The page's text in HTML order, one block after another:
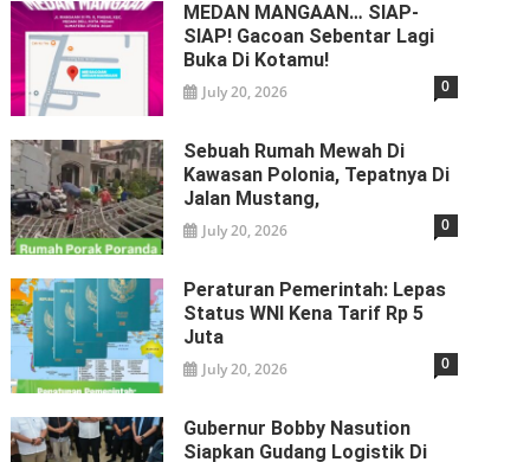
MEDAN MANGAAN… SIAP-
SIAP! Gacoan Sebentar Lagi
Buka Di Kotamu!
July 20, 2026 0
Sebuah Rumah Mewah Di
Kawasan Polonia, Tepatnya Di
Jalan Mustang,
July 20, 2026 0
Peraturan Pemerintah: Lepas
Status WNI Kena Tarif Rp 5
Juta
July 20, 2026 0
Gubernur Bobby Nasution
Siapkan Gudang Logistik Di